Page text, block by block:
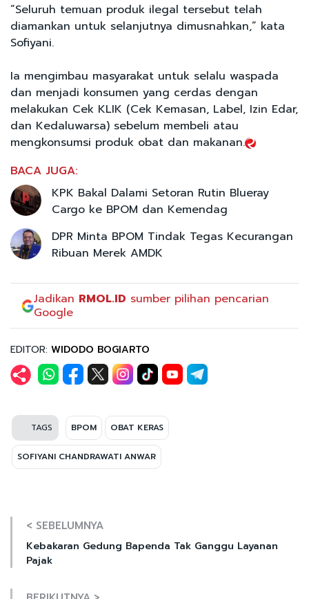
“Seluruh temuan produk ilegal tersebut telah
diamankan untuk selanjutnya dimusnahkan,” kata
Sofiyani.
Ia mengimbau masyarakat untuk selalu waspada
dan menjadi konsumen yang cerdas dengan
melakukan Cek KLIK (Cek Kemasan, Label, Izin Edar,
dan Kedaluwarsa) sebelum membeli atau
mengkonsumsi produk obat dan makanan.
BACA JUGA:
KPK Bakal Dalami Setoran Rutin Blueray
Cargo ke BPOM dan Kemendag
DPR Minta BPOM Tindak Tegas Kecurangan
Ribuan Merek AMDK
Jadikan RMOL.ID sumber pilihan pencarian
Google
EDITOR: WIDODO BOGIARTO
TAGS BPOM OBAT KERAS
SOFIYANI CHANDRAWATI ANWAR
< SEBELUMNYA
Kebakaran Gedung Bapenda Tak Ganggu Layanan
Pajak